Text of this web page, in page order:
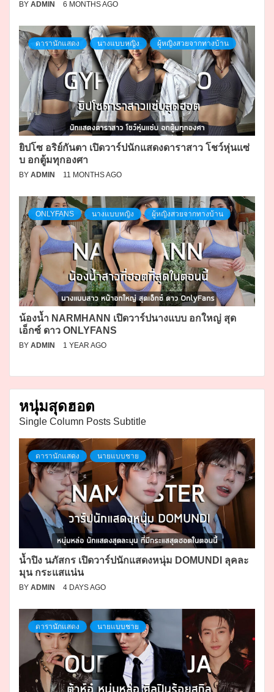
BY ADMIN 6 MONTHS AGO
ดารานักแสดง นางแบบหญิง ผู้หญิงสวยจากทางบ้าน
ยิปโซ อริย์กันตา เปิดวาร์ปนักแสดงดาราสาว โชว์หุ่นแซ่
บ อกตู้มทุกองศา
BY ADMIN 11 MONTHS AGO
ONLYFANS นางแบบหญิง ผู้หญิงสวยจากทางบ้าน
น้องน้ำ NARMHANN เปิดวาร์ปนางแบบ อกใหญ่ สุด
เอ็กซ์ ดาว ONLYFANS
BY ADMIN 1 YEAR AGO
หนุ่มสุดฮอต
Single Column Posts Subtitle
ดารานักแสดง นายแบบชาย
น้ำปิง นภัสกร เปิดวาร์ปนักแสดงหนุ่ม DOMUNDI ลุคละ
มุน กระแสแน่น
BY ADMIN 4 DAYS AGO
ดารานักแสดง นายแบบชาย